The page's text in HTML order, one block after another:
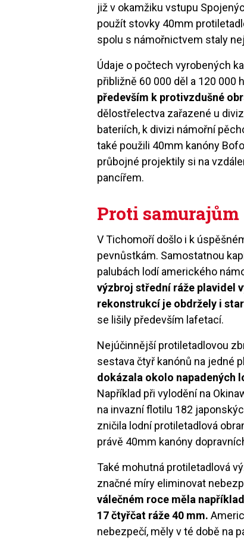
již v okamžiku vstupu
použít stovky 40mm
spolu s námořnictvem staly
Údaje o počtech vyrobených
přibližně 60 000 děl a 120 000
především k protivzdušné
dělostřelectva zařazené u
bateriích, k divizi námořní
také použili 40mm kanóny
průbojné projektily si na
pancířem.
Proti samurajům
V Tichomoří došlo i k
pevnůstkám. Samostatnou
palubách lodí amerického
výzbroj střední ráže plavidel
rekonstrukcí je obdržely i
se lišily především lafetací.
Nejúčinnější protiletadlovou
sestava čtyř kanónů na jedné
dokázala okolo napadených
Například při vylodění na
na invazní flotilu 182
zničila lodní protiletadlová
právě 40mm kanóny
Také mohutná protiletadlová
značné míry eliminovat
válečném roce měla
17 čtyřčat ráže 40 mm.
nebezpečí, měly v té době na